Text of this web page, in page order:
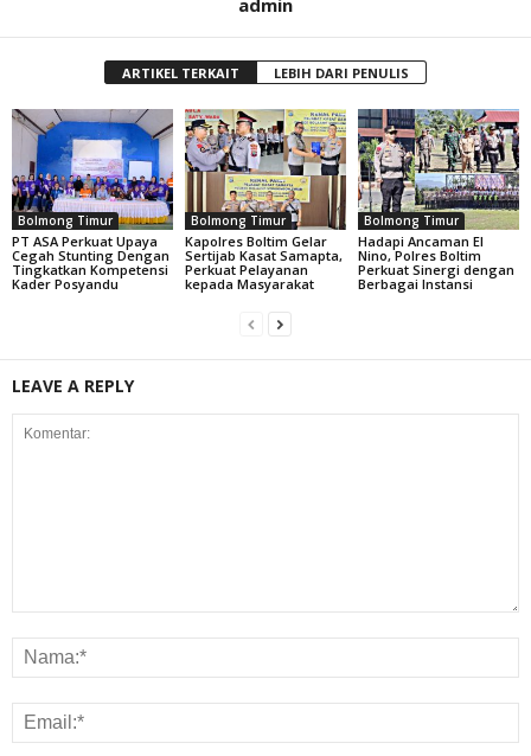
admin
ARTIKEL TERKAIT LEBIH DARI PENULIS
Bolmong Timur
PT ASA Perkuat Upaya
Cegah Stunting Dengan
Tingkatkan Kompetensi
Kader Posyandu
Bolmong Timur
Kapolres Boltim Gelar
Sertijab Kasat Samapta,
Perkuat Pelayanan
kepada Masyarakat
Bolmong Timur
Hadapi Ancaman El
Nino, Polres Boltim
Perkuat Sinergi dengan
Berbagai Instansi
LEAVE A REPLY